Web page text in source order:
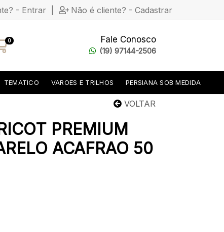
- Entrar Não é cliente? - Cadastrar
0 Fale Conosco
(19) 97144-2506
TEMATICO VAROES E TRILHOS PERSIANA SOB MEDIDA
VOLTAR
PREMIUM
ACAFRAO 50